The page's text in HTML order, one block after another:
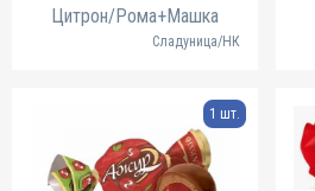
Цитрон/Рома+Машка
Сладуница/НК
1 шт.